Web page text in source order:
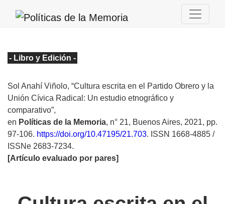
- Libro y Edición -
Sol Anahí Viñolo, “Cultura escrita en el Partido Obrero y la
Unión Cívica Radical: Un estudio etnográfico y
comparativo”,
en Políticas de la Memoria, n° 21, Buenos Aires, 2021, pp.
97-106. https://doi.org/10.47195/21.703. ISSN 1668-4885 /
ISSNe 2683-7234.
[Artículo evaluado por pares]